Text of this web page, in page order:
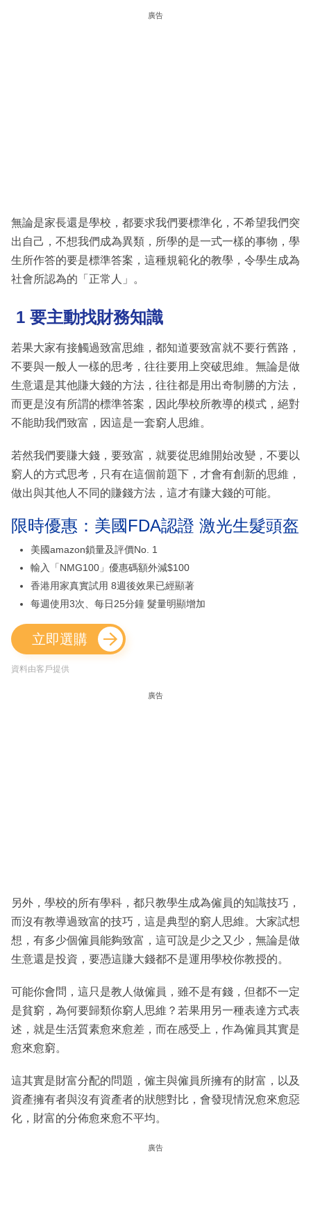
廣告
無論是家長還是學校，都要求我們要標準化，不希望我們突
出自己，不想我們成為異類，所學的是一式一樣的事物，學
生所作答的要是標準答案，這種規範化的教學，令學生成為
社會所認為的「正常人」。
1 要主動找財務知識
若果大家有接觸過致富思維，都知道要致富就不要行舊路，
不要與一般人一樣的思考，往往要用上突破思維。無論是做
生意還是其他賺大錢的方法，往往都是用出奇制勝的方法，
而更是沒有所謂的標準答案，因此學校所教導的模式，絕對
不能助我們致富，因這是一套窮人思維。
若然我們要賺大錢，要致富，就要從思維開始改變，不要以
窮人的方式思考，只有在這個前題下，才會有創新的思維，
做出與其他人不同的賺錢方法，這才有賺大錢的可能。
限時優惠：美國FDA認證 激光生髮頭盔
美國amazon鎖量及評價No. 1
輸入「NMG100」優惠碼額外減$100
香港用家真實試用 8週後效果已經顯著
每週使用3次、每日25分鐘 髮量明顯增加
立即選購
資料由客戶提供
廣告
另外，學校的所有學科，都只教學生成為僱員的知識技巧，
而沒有教導過致富的技巧，這是典型的窮人思維。大家試想
想，有多少個僱員能夠致富，這可說是少之又少，無論是做
生意還是投資，要憑這賺大錢都不是運用學校你教授的。
可能你會問，這只是教人做僱員，雖不是有錢，但都不一定
是貧窮，為何要歸類你窮人思維？若果用另一種表達方式表
述，就是生活質素愈來愈差，而在感受上，作為僱員其實是
愈來愈窮。
這其實是財富分配的問題，僱主與僱員所擁有的財富，以及
資產擁有者與沒有資產者的狀態對比，會發現情況愈來愈惡
化，財富的分佈愈來愈不平均。
廣告